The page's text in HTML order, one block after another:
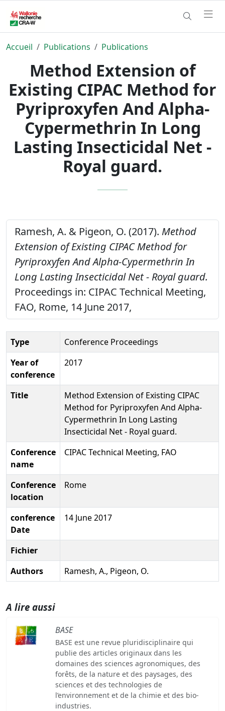
Accueil Publications Publications
Method Extension of
Existing CIPAC Method for
Pyriproxyfen And Alpha-
Cypermethrin In Long
Lasting Insecticidal Net -
Royal guard.
Ramesh, A. & Pigeon, O. (2017). Method
Extension of Existing CIPAC Method for
Pyriproxyfen And Alpha-Cypermethrin In
Long Lasting Insecticidal Net - Royal guard.
Proceedings in: CIPAC Technical Meeting,
FAO, Rome, 14 June 2017,
Type
Conference Proceedings
Year of
conference
2017
Title
Method Extension of Existing CIPAC
Method for Pyriproxyfen And Alpha-
Cypermethrin In Long Lasting
Insecticidal Net - Royal guard.
Conference
name
CIPAC Technical Meeting, FAO
Conference
location
Rome
conference
Date
14 June 2017
Fichier
Authors
Ramesh, A., Pigeon, O.
A lire aussi
BASE
BASE est une revue pluridisciplinaire qui
publie des articles originaux dans les
domaines des sciences agronomiques, des
forêts, de la nature et des paysages, des
sciences et des technologies de
l’environnement et de la chimie et des bio-
industries.